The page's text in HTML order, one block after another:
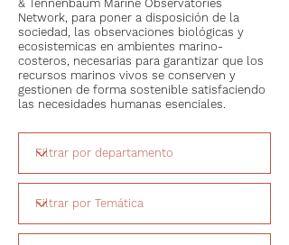
& Tennenbaum Marine Observatories
Network, para poner a disposición de la
sociedad, las observaciones biológicas y
ecosistemicas en ambientes marino-
costeros, necesarias para garantizar que los
recursos marinos vivos se conserven y
gestionen de forma sostenible satisfaciendo
las necesidades humanas esenciales.